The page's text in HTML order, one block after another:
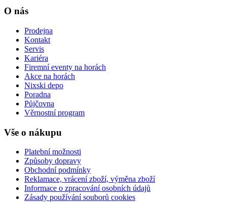
O nás
Prodejna
Kontakt
Servis
Kariéra
Firemní eventy na horách
Akce na horách
Nixski depo
Poradna
Půjčovna
Věrnostní program
Vše o nákupu
Platební možnosti
Způsoby dopravy
Obchodní podmínky
Reklamace, vrácení zboží, výměna zboží
Informace o zpracování osobních údajů
Zásady používání souborů cookies